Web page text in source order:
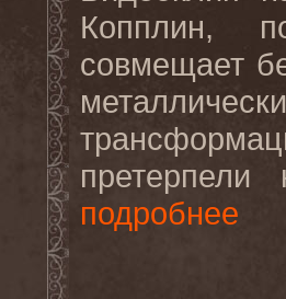
Копплин,
совмещает
подробнее